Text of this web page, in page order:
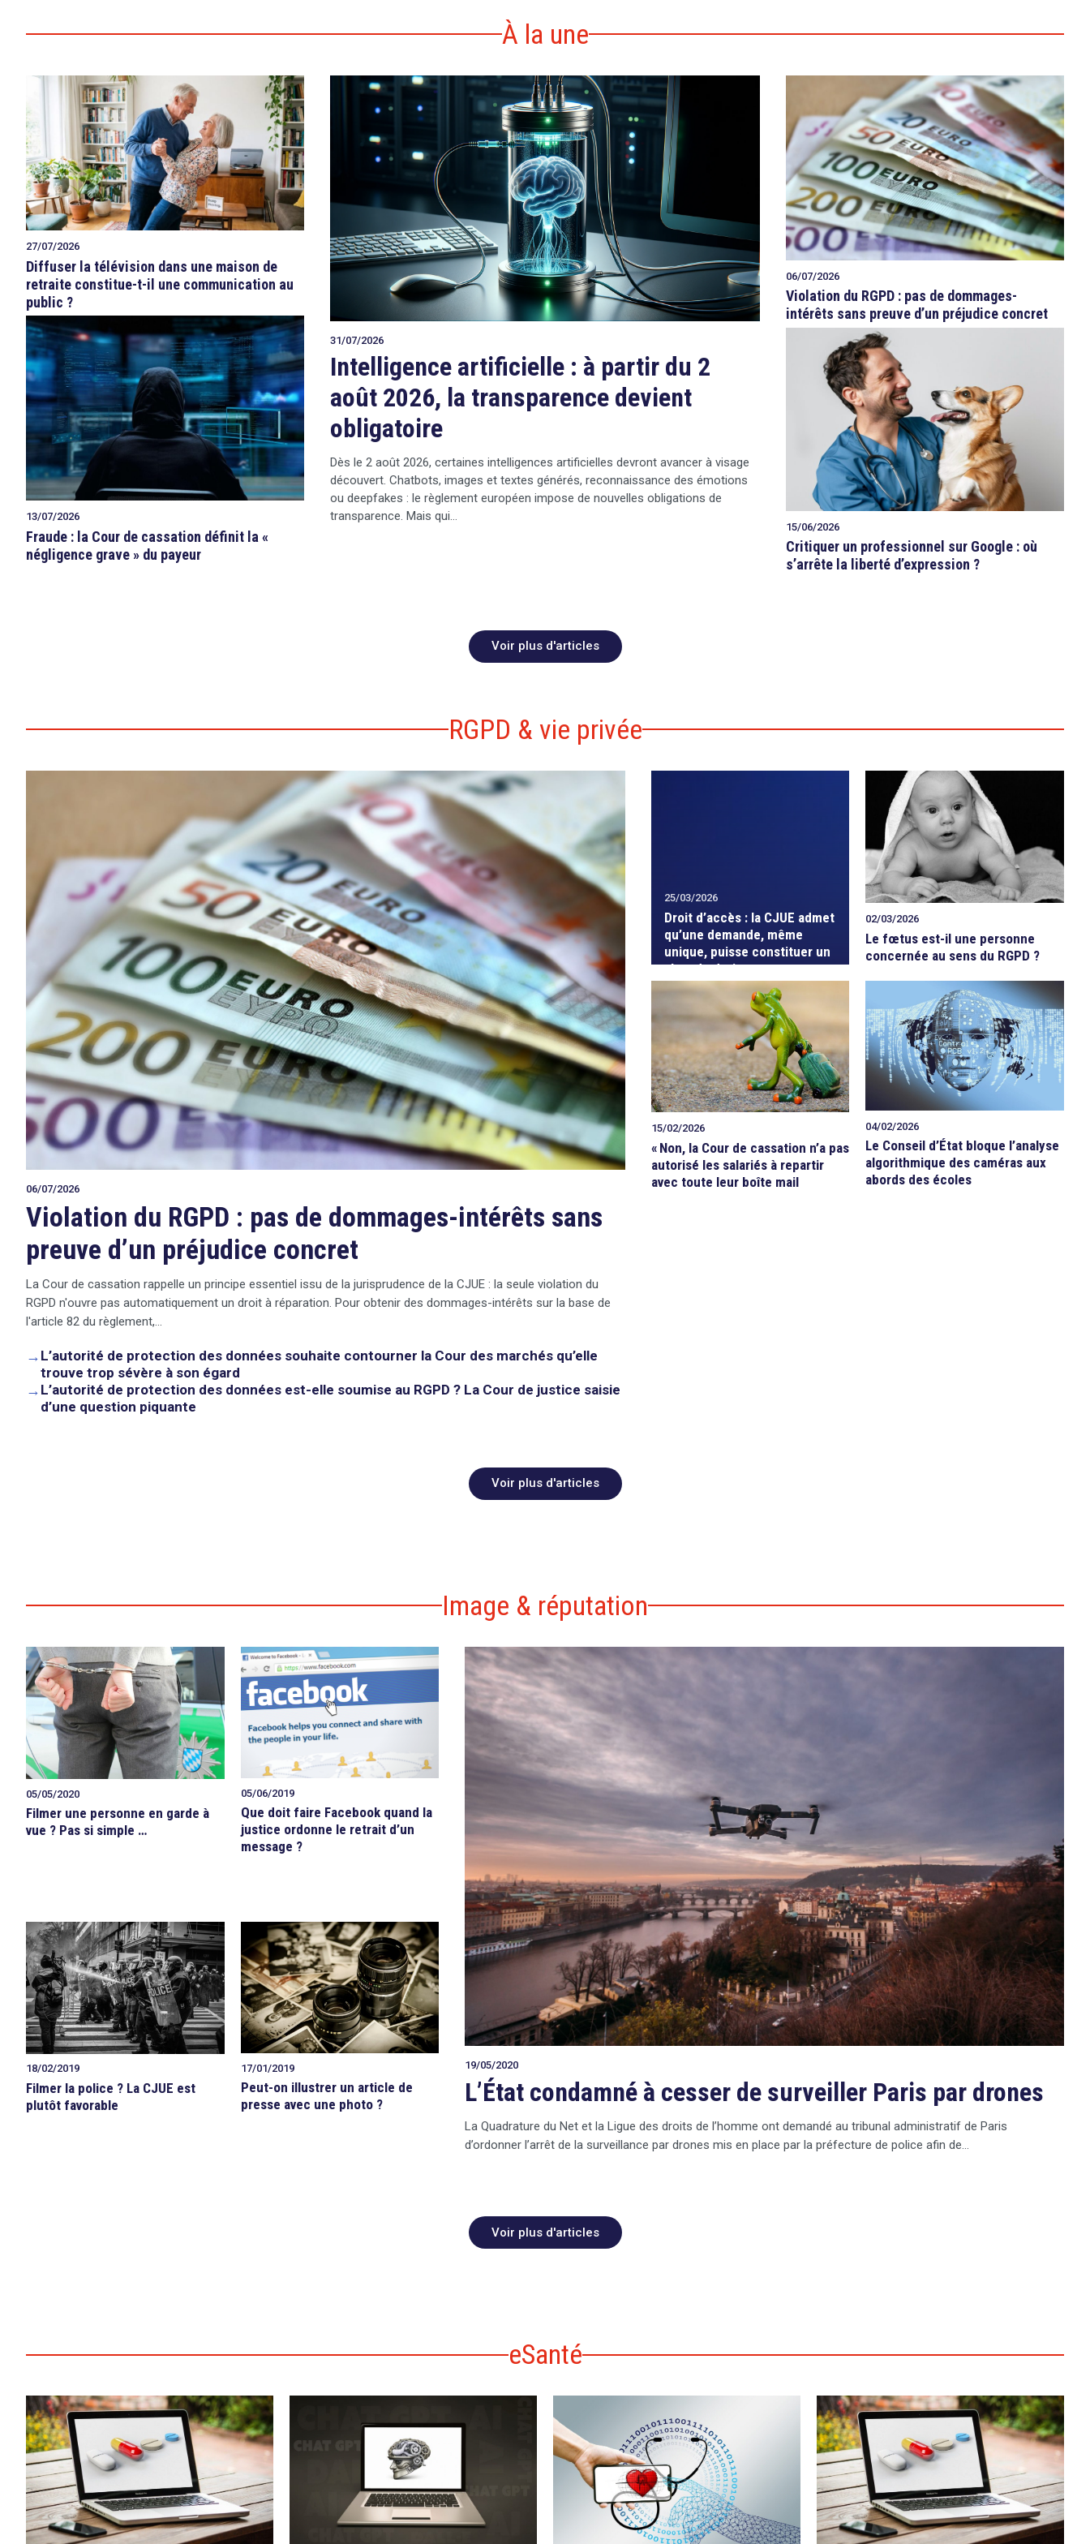
À la une
27/07/2026
Diffuser la télévision dans une maison de
retraite constitue-t-il une communication au
public ?
13/07/2026
Fraude : la Cour de cassation définit la «
négligence grave » du payeur
31/07/2026
Intelligence artificielle : à partir du 2
août 2026, la transparence devient
obligatoire
Dès le 2 août 2026, certaines intelligences artificielles devront avancer à visage
découvert. Chatbots, images et textes générés, reconnaissance des émotions
ou deepfakes : le règlement européen impose de nouvelles obligations de
transparence. Mais qui…
06/07/2026
Violation du RGPD : pas de dommages-
intérêts sans preuve d’un préjudice concret
15/06/2026
Critiquer un professionnel sur Google : où
s’arrête la liberté d’expression ?
Voir plus d'articles
RGPD & vie privée
06/07/2026
Violation du RGPD : pas de dommages-intérêts sans
preuve d’un préjudice concret
La Cour de cassation rappelle un principe essentiel issu de la jurisprudence de la CJUE : la seule violation du
RGPD n'ouvre pas automatiquement un droit à réparation. Pour obtenir des dommages-intérêts sur la base de
l'article 82 du règlement,…
→ L’autorité de protection des données souhaite contourner la Cour des marchés qu’elle
trouve trop sévère à son égard
→ L’autorité de protection des données est-elle soumise au RGPD ? La Cour de justice saisie
d’une question piquante
25/03/2026
Droit d’accès : la CJUE admet
qu’une demande, même
unique, puisse constituer un
abus de droit
02/03/2026
Le fœtus est-il une personne
concernée au sens du RGPD ?
15/02/2026
« Non, la Cour de cassation n’a pas
autorisé les salariés à repartir
avec toute leur boîte mail
04/02/2026
Le Conseil d’État bloque l’analyse
algorithmique des caméras aux
abords des écoles
Voir plus d'articles
Image & réputation
05/05/2020
Filmer une personne en garde à
vue ? Pas si simple …
05/06/2019
Que doit faire Facebook quand la
justice ordonne le retrait d’un
message ?
18/02/2019
Filmer la police ? La CJUE est
plutôt favorable
17/01/2019
Peut-on illustrer un article de
presse avec une photo ?
19/05/2020
L’État condamné à cesser de surveiller Paris par drones
La Quadrature du Net et la Ligue des droits de l’homme ont demandé au tribunal administratif de Paris
d’ordonner l’arrêt de la surveillance par drones mis en place par la préfecture de police afin de…
Voir plus d'articles
eSanté